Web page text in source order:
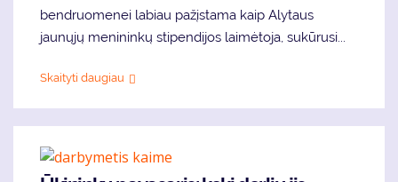
bendruomenei labiau pažįstama kaip Alytaus
jaunųjų menininkų stipendijos laimėtoja, sukūrusi...
Skaityti daugiau